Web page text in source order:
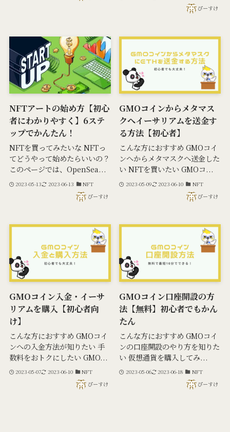
ぴーすけ
NFTアートの始め方【初心
者にわかりやすく】6ステ
ップでかんたん！
NFTを買ってみたいな NFTっ
てどうやって始めたらいいの？
このページでは、OpenSea...
2023-05-13 2023-06-13
NFT
ぴーすけ
GMOコインからメタマス
クへイーサリアムを送金す
る方法【初心者】
こんな方におすすめ GMOコイ
ンへからメタマスクへ送金した
い NFTを買いたい GMOコ...
2023-05-09 2023-06-10
NFT
ぴーすけ
GMOコイン入金・イーサ
リアムを購入【初心者向
け】
こんな方におすすめ GMOコイ
ンへの入金方法が知りたい 手
数料をおトクにしたい GMO...
2023-05-07 2023-06-10
NFT
ぴーすけ
GMOコイン口座開設の方
法【無料】初心者でもかん
たん
こんな方におすすめ GMOコイ
ンの口座開設のやり方を知りた
い 仮想通貨を購入してみ...
2023-05-06 2023-06-18
NFT
ぴーすけ